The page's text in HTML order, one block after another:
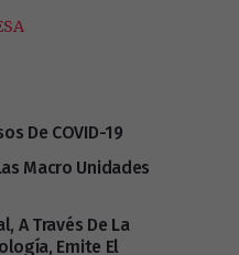
De COVID-19
Macro Unidades
A Través De La
Emite El